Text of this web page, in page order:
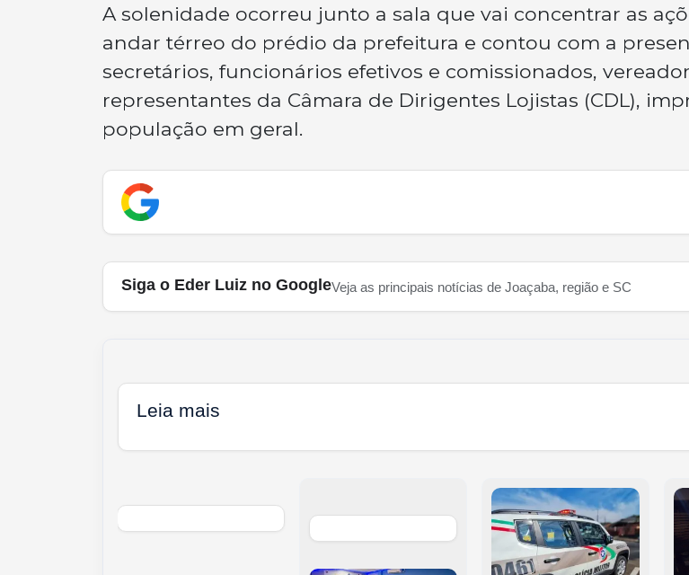
A solenidade ocorreu junto a sala que vai concentrar as
andar térreo do prédio da prefeitura e contou com a
secretários, funcionários efetivos e comissionados,
representantes da Câmara de Dirigentes Lojistas (CDL),
população em geral.
Siga o Eder Luiz no GoogleVeja as principais notícias de Joaçaba, região e SC
Leia mais